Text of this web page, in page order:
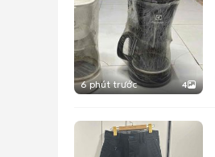
6 phút trước 4